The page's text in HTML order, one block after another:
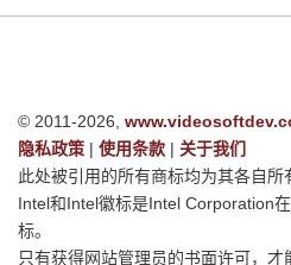
© 2011-2026,
隐私政策 | 使用条款 | 关于我们
此处被引用的所有商标均为其各自所
Intel和Intel徽标是Intel Corporation
标。
只有获得网站管理员的书面许可，才